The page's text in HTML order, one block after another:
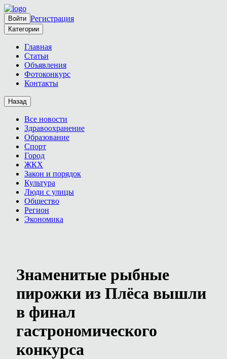
Войти Регистрация
Категории
Главная
Статьи
Объявления
Фотоконкурс
Контакты
Назад
Все новости
Здравоохранение
Образование
Спорт
Город
ЖКХ
Закон и порядок
Культура
Люди с улицы
Общество
Регион
Экономика
Знаменитые рыбные
пирожки из Плёса вышли
в финал
гастрономического
конкурса